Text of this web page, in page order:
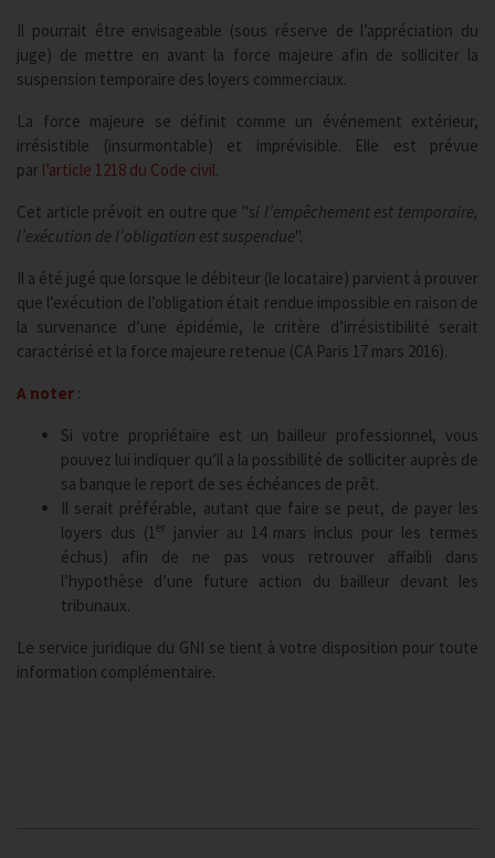
Il pourrait être envisageable (sous réserve de l’appréciation du
juge) de mettre en avant la force majeure afin de solliciter la
suspension temporaire des loyers commerciaux.
La force majeure se définit comme un événement extérieur,
irrésistible (insurmontable) et imprévisible. Elle est prévue
par l’article 1218 du Code civil.
Cet article prévoit en outre que "si l’empêchement est temporaire,
l’exécution de l’obligation est suspendue".
Il a été jugé que lorsque le débiteur (le locataire) parvient à prouver
que l’exécution de l’obligation était rendue impossible en raison de
la survenance d’une épidémie, le critère d’irrésistibilité serait
caractérisé et la force majeure retenue (CA Paris 17 mars 2016).
A noter :
Si votre propriétaire est un bailleur professionnel, vous
pouvez lui indiquer qu’il a la possibilité de solliciter auprès de
sa banque le report de ses échéances de prêt.
Il serait préférable, autant que faire se peut, de payer les
loyers dus (1erjanvier au 14 mars inclus pour les termes
échus) afin de ne pas vous retrouver affaibli dans
l’hypothèse d’une future action du bailleur devant les
tribunaux.
Le service juridique du GNI se tient à votre disposition pour toute
information complémentaire.